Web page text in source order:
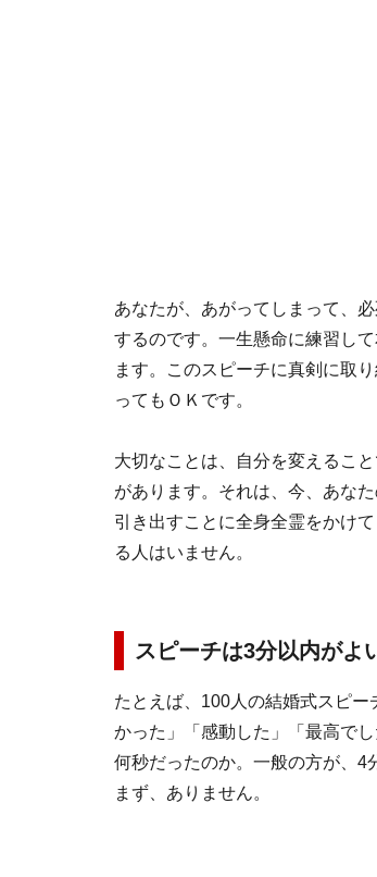
あなたが、あがってしまって、
するのです。一生懸命に練習し
ます。このスピーチに真剣に取
ってもＯＫです。
大切なことは、自分を変えるこ
があります。それは、今、あな
引き出すことに全身全霊をかけ
る人はいません。
スピーチは3分以内がよ
たとえば、100人の結婚式スピ
かった」「感動した」「最高で
何秒だったのか。一般の方が、4
まず、ありません。